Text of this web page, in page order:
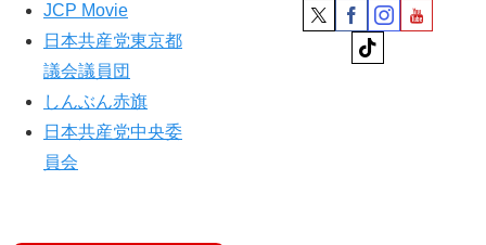
JCP Movie
日本共産党東京都
議会議員団
しんぶん赤旗
日本共産党中央委
員会